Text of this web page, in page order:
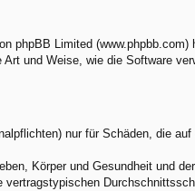
phpBB Limited
und Weise, wie die Software
nur für Schäden, die
Körper und Gesundheit und